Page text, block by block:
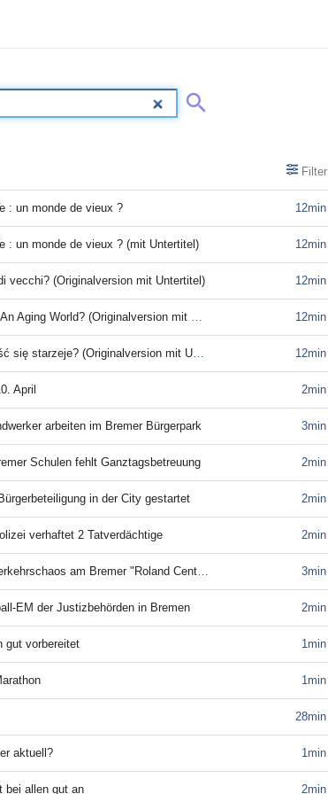
Filter
12min
: un monde de vieux ?
12min
: un monde de vieux ? (mit Untertitel)
12min
vecchi? (Originalversion mit Untertitel)
12min
World? (Originalversion mit Untertitel)
12min
starzeje? (Originalversion mit Untertitel)
2min
April
3min
arbeiten im Bremer Bürgerpark
2min
Schulen fehlt Ganztagsbetreuung
2min
in der City gestartet
2min
verhaftet 2 Tatverdächtige
3min
am Bremer "Roland Center"
2min
EM der Justizbehörden in Bremen
1min
gut vorbereitet
1min
28min
1min
aktuell?
2min
bei allen gut an